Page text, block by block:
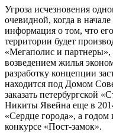
Угроза исчезновения
очевидной, когда в
информация о том, что
территории будет
«Мегаполис и партнеры»,
возведением жилья
разработку концепции
находится под Домом
заказать петербургской
Никиты Явейна еще в
«Сердце города», а годом
конкурсе «Пост-замок».